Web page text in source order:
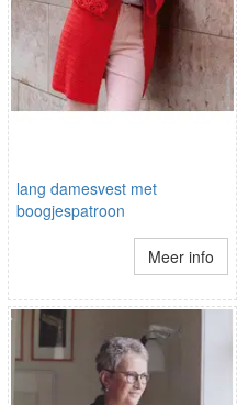
lang damesvest met
boogjespatroon
Meer info